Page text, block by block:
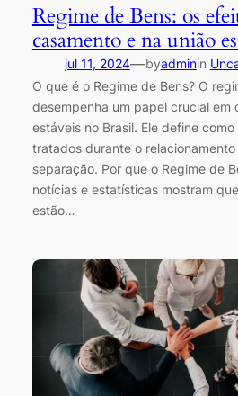
Regime de Bens: os
casamento e na união
jul 11, 2024—byadminin
O que é o Regime de Bens? O
desempenha um papel crucial em
estáveis no Brasil. Ele define
tratados durante o
separação. Por que o Regime de
notícias e estatísticas mostram
estão…